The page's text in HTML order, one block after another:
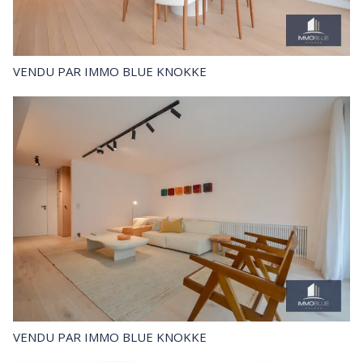
VENDU PAR IMMO BLUE KNOKKE
VENDU PAR IMMO BLUE KNOKKE